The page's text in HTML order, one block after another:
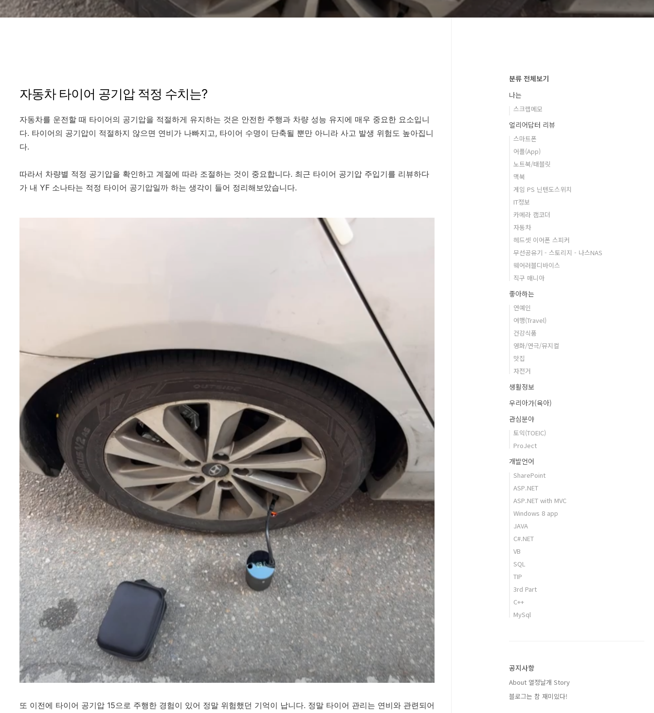
자동차 타이어 공기압 적정 수치는?
자동차를 운전할 때 타이어의 공기압을 적절하게 유지하는 것은 안전한 주행과 차량 성능 유지에 매우 중요한 요소입니
다. 타이어의 공기압이 적절하지 않으면 연비가 나빠지고, 타이어 수명이 단축될 뿐만 아니라 사고 발생 위험도 높아집니
다.
따라서 차량별 적정 공기압을 확인하고 계절에 따라 조절하는 것이 중요합니다. 최근 타이어 공기압 주입기를 리뷰하다
가 내 YF 소나타는 적정 타이어 공기압일까 하는 생각이 들어 정리해보았습니다.
또 이전에 타이어 공기압 15으로 주행한 경험이 있어 정말 위험했던 기억이 납니다. 정말 타이어 관리는 연비와 관련되어
분류 전체보기
나는
스크랩메모
얼리어답터 리뷰
스마트폰
어플(App)
노트북/태블릿
맥북
게임 PS 닌텐도스위치
IT정보
카메라 캠코더
자동차
헤드셋 이어폰 스피커
무선공유기 - 스토리지 - 나스NAS
웨어러블디바이스
직구 매니아
좋아하는
연예인
여행(Travel)
건강식품
영화/연극/뮤지컬
맛집
자전거
생활정보
우리아가(육아)
관심분야
토익(TOEIC)
ProJect
개발언어
SharePoint
ASP.NET
ASP.NET with MVC
Windows 8 app
JAVA
C#.NET
VB
SQL
TIP
3rd Part
C++
MySql
공지사항
About 열정날개 Story
블로그는 참 재미있다!